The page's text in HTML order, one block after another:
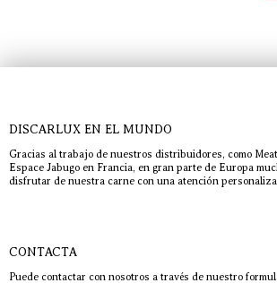
DISCARLUX EN EL MUNDO
Gracias al trabajo de nuestros distribuidores, como
Espace Jabugo en Francia, en gran parte de Europa
disfrutar de nuestra carne con una atención
CONTACTA
Puede contactar con nosotros a través de nuestro